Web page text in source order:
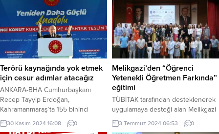
güçlü bir karayolu altyapısı
oluşturmak amacıyla 58 ayrı
müdahale projesini hayata geçirdi.
ANKARA (İGFA) – Ulaştırma ve
Altyapı Bakanı Abdulkadir Uraloğlu,
Karayolları Genel Müdürlüğü
sorumluluğundaki yol ağında...
ve Bakım Dairesi Başkanlığı’na
bağlı A Takımı ekipleri,
vatandaşların güvenliğini ve
konforunu artırmak amacıyla tünelin
iç kısmında detaylı temizlik
çalışması yaptı. Battı-Çıktı’nın içi
tamamen yıkanarak temizlendi, yol
süpürme işlemleriyle...
Terörü kaynağında yok etmek
için cesur adımlar atacağız
ANKARA-BHA Cumhurbaşkanı
Recep Tayyip Erdoğan,
Kahramanmaraş’ta 155 bininci
deprem konutun teslimini
gerçekleştirdi. Deprem felaketinin
30 Kasım 2024 16:08 0
Melikgazi’den “Öğrenci
Yetenekli Öğretmen Farkında”
eğitimi
TÜBİTAK tarafından desteklenerek
uygulamaya desteği alan Melikgazi
Belediyesi ve Melikgazi İlçe Milli
Eğitim Müdürlüğü tarafından
3 Temmuz 2024 06:53 0